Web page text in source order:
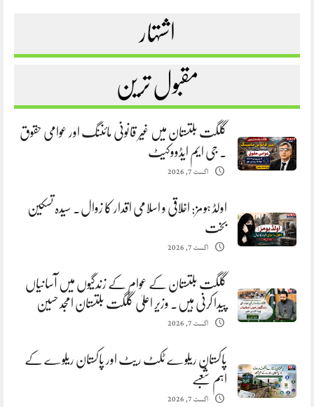
اشتہار
مقبول ترین
گلگت بلتستان میں غیر قانونی مائننگ اور عوامی حقوق
. جی ایم ایڈووکیٹ
اگست 7, 2026
اولڈ ہومز: اخلاقی و اسلامی اقدار کا زوال. سیدہ تسکین
بخت
اگست 7, 2026
گلگت بلتستان کے عوام کے زندگیوں میں آسانیاں
پیدا کرنی ہیں. وزیر اعلیٰ گلگت بلتستان امجد حسین
اگست 7, 2026
پاکستان ریلوے ٹکٹ ریٹ اور پاکستان ریلوے کے
اہم شعبے
اگست 7, 2026